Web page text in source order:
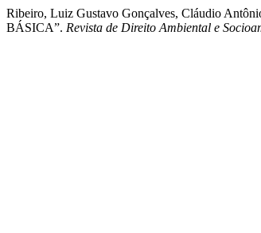
Ribeiro, Luiz Gustavo Gonçalves, Cláudio
BÁSICA”. Revista de Direito Ambiental e